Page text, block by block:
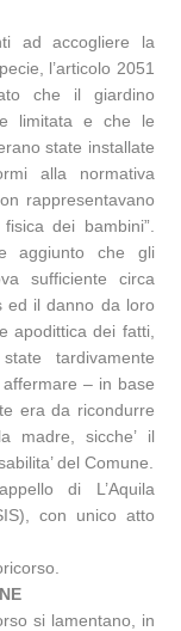
ad accogliere la
l’articolo 2051
che il giardino
limitata e che le
state installate
alla normativa
rappresentavano
dei bambini”.
aggiunto che gli
sufficiente circa
ed il danno da loro
apodittica dei fatti,
tardivamente
– in base
era da ricondurre
madre, sicche’ il
del Comune.
di L’Aquila
con unico atto
si lamentano, in